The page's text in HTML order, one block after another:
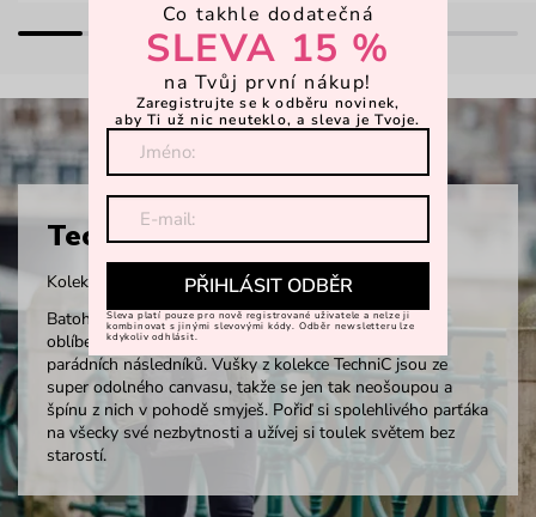
TechniC
Kolekce inspirovaná městem i přírodou.
Batohy Mellora a Noel už nějaký čas kralují na trůnu
oblíbenosti a z jejich předností vzniklo hned několik
parádních následníků. Vušky z kolekce TechniC jsou ze
super odolného canvasu, takže se jen tak neošoupou a
špínu z nich v pohodě smyješ. Pořiď si spolehlivého parťáka
na všecky své nezbytnosti a užívej si toulek světem bez
starostí.
Co takhle dodatečná
SLEVA 15 %
na Tvůj první nákup!
Zaregistrujte se k odběru novinek,
aby Ti už nic neuteklo, a sleva je Tvoje.
PŘIHLÁSIT ODBĚR
Sleva platí pouze pro nově registrované uživatele a nelze ji
kombinovat s jinými slevovými kódy. Odběr newsletteru lze
kdykoliv odhlásit.